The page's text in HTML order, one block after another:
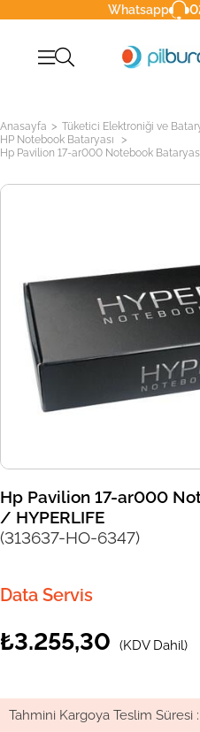
Whatsapp
Anasayfa > Tüketici Elektroniği ve
HP Notebook Bataryası >
Hp Pavilion 17-ar000 Notebook
Hp Pavilion 17-ar000
/ HYPERLIFE
(313637-HO-6347)
Data Servis
₺3.255,30 (KDV Dahil)
Tahmini Kargoya Teslim Süresi :